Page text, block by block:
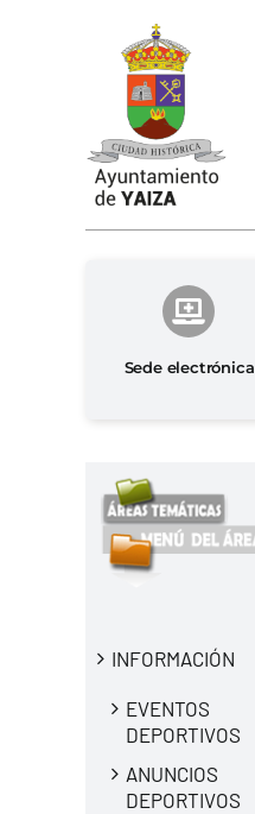
Sede electrónica
INFORMACIÓN
EVENTOS
DEPORTIVOS
ANUNCIOS
DEPORTIVOS